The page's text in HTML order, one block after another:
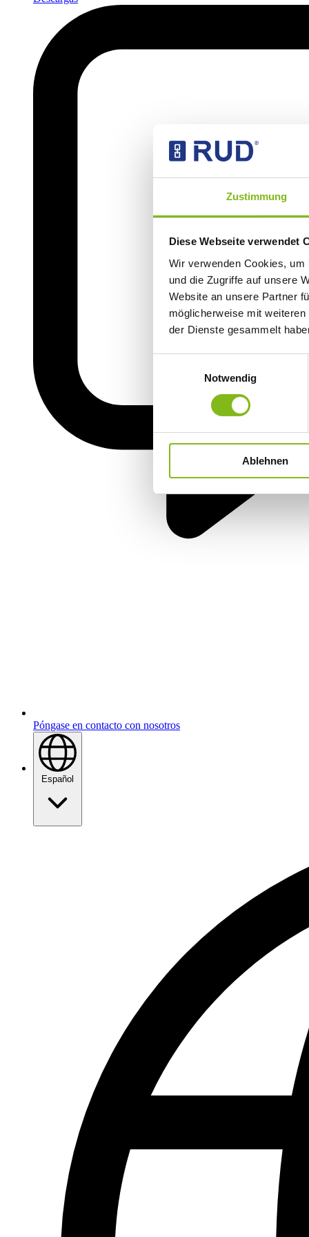
Zustimmung
Diese Webseite verwendet
Wir verwenden Cookies,
und die Zugriffe auf unsere
Website an unsere Partner
möglicherweise mit
der Dienste gesammelt
Notwendig
Ablehnen
Póngase en contacto con nosotros
Español